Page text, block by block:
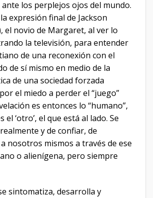
los perplejos ojos del mundo.
expresión final de Jackson
el novio de Margaret, al ver lo
la televisión, para entender
de una reconexión con el
de sí mismo en medio de la
de una sociedad forzada
el miedo a perder el “juego”
es entonces lo “humano”,
el ‘otro’, el que está al lado. Se
y de confiar, de
nosotros mismos a través de ese
o alienígena, pero siempre
sintomatiza, desarrolla y